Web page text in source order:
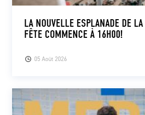
05 Août 2026
LA NOUVELLE ESPLANADE DE
FÊTE COMMENCE À 16H00!